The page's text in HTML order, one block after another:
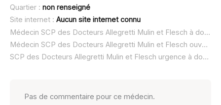
Quartier : non renseigné
Site internet : Aucun site internet connu
Médecin SCP des Docteurs Allegretti Mulin et Flesch à domicile :
Médecin SCP des Docteurs Allegretti Mulin et Flesch ouvert dimanche :
SCP des Docteurs Allegretti Mulin et Flesch urgence à domicile ou SOS médecin :
Pas de commentaire pour ce médecin.